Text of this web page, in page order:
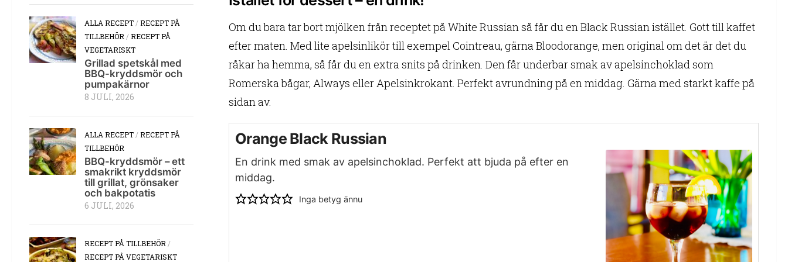
Om du bara tar bort mjölken från receptet på White Russian så får du en Black Russian istället. Gott till kaffet
efter maten. Med lite apelsinlikör till exempel Cointreau, gärna Bloodorange, men original om det är det du
råkar ha hemma, så får du en extra snits på drinken. Den får underbar smak av apelsinchoklad som
Romerska bågar, Always eller Apelsinkrokant. Perfekt avrundning på en middag. Gärna med starkt kaffe på
sidan av.
Orange Black Russian
En drink med smak av apelsinchoklad. Perfekt att bjuda på efter en
middag.
Inga betyg ännu
ALLA RECEPT/RECEPT PÅ
TILLBEHÖR/RECEPT PÅ
VEGETARISKT
Grillad spetskål med
BBQ-kryddsmör och
pumpakärnor
8 JULI, 2026
ALLA RECEPT/RECEPT PÅ
TILLBEHÖR
BBQ-kryddsmör – ett
smakrikt kryddsmör
till grillat, grönsaker
och bakpotatis
6 JULI, 2026
RECEPT PÅ TILLBEHÖR/
RECEPT PÅ VEGETARISKT